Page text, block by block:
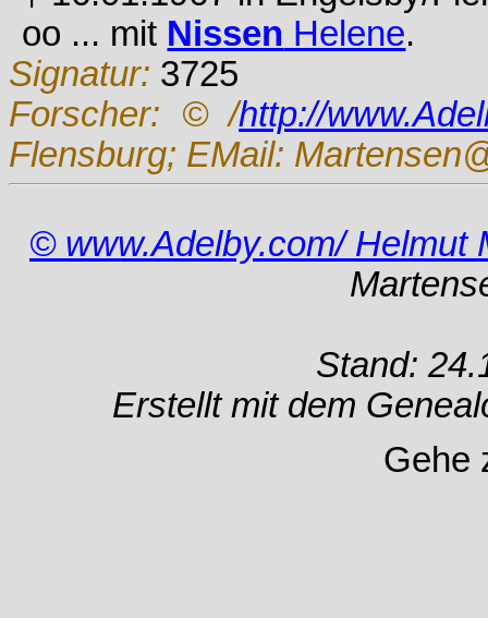
oo ... mit Nissen Helene.
Signatur: 3725
Forscher: © /http://
Flensburg; EMail:
© www.Adelby.com/ Helmut
Stand:
Erstellt mit dem
Gehe